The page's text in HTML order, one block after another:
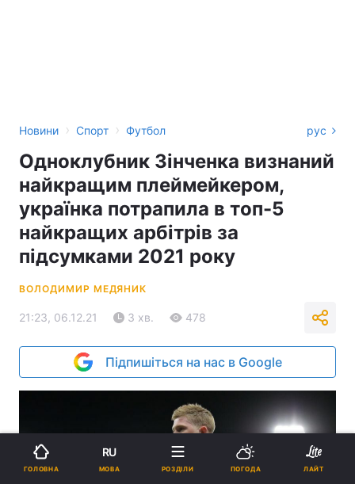
Новини › Спорт › Футбол рус
Одноклубник Зінченка визнаний
найкращим плеймейкером,
українка потрапила в топ-5
найкращих арбітрів за
підсумками 2021 року
ВОЛОДИМИР МЕДЯНИК
21:23, 06.12.21 3 хв. 478
Підпишіться на нас в Google
ГОЛОВНА
RU
МОВА РОЗДІЛИ ПОГОДА ЛАЙТ